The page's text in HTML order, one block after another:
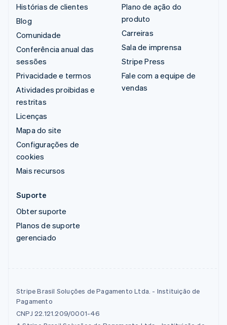
Histórias de clientes
Blog
Comunidade
Conferência anual das
sessões
Privacidade e termos
Atividades proibidas e
restritas
Licenças
Mapa do site
Configurações de
cookies
Mais recursos
Plano de ação do
produto
Carreiras
Sala de imprensa
Stripe Press
Fale com a equipe de
vendas
Suporte
Obter suporte
Planos de suporte
gerenciado
Stripe Brasil Soluções de Pagamento Ltda. - Instituição de
Pagamento
CNPJ 22.121.209/0001-46